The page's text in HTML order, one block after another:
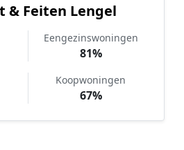
& Feiten Lengel
Eengezinswoningen
81%
Koopwoningen
67%